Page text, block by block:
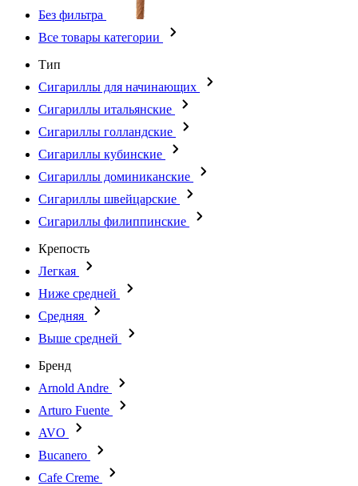
Без фильтра
Все товары категории
Тип
Сигариллы для начинающих
Сигариллы итальянские
Сигариллы голландские
Сигариллы кубинские
Сигариллы доминиканские
Сигариллы швейцарские
Сигариллы филиппинские
Крепость
Легкая
Ниже средней
Средняя
Выше средней
Бренд
Arnold Andre
Arturo Fuente
AVO
Bucanero
Cafe Creme